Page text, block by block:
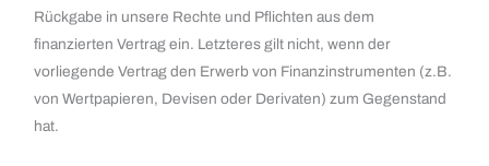
Rückgabe in unsere Rechte und Pflichten aus dem
finanzierten Vertrag ein. Letzteres gilt nicht, wenn der
vorliegende Vertrag den Erwerb von Finanzinstrumenten (z.B.
von Wertpapieren, Devisen oder Derivaten) zum Gegenstand
hat.